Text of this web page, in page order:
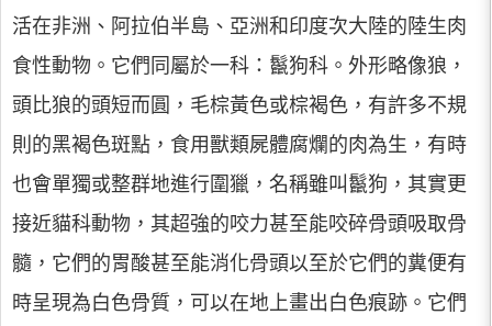
活在非洲、阿拉伯半島、亞洲和印度次大陸的陸生肉
食性動物。它們同屬於一科：鬣狗科。外形略像狼，
頭比狼的頭短而圓，毛棕黃色或棕褐色，有許多不規
則的黑褐色斑點，食用獸類屍體腐爛的肉為生，有時
也會單獨或整群地進行圍獵，名稱雖叫鬣狗，其實更
接近貓科動物，其超強的咬力甚至能咬碎骨頭吸取骨
髓，它們的胃酸甚至能消化骨頭以至於它們的糞便有
時呈現為白色骨質，可以在地上畫出白色痕跡。它們